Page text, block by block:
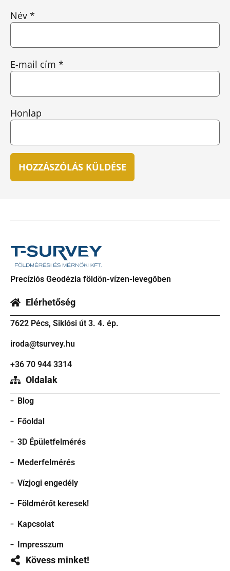
Név *
E-mail cím *
Honlap
Precíziós Geodézia földön-vízen-levegőben
Elérhetőség
7622 Pécs, Siklósi út 3. 4. ép.
iroda@tsurvey.hu
+36 70 944 3314
Oldalak
Blog
Főoldal
3D Épületfelmérés
Mederfelmérés
Vízjogi engedély
Földmérőt keresek!
Kapcsolat
Impresszum
Kövess minket!